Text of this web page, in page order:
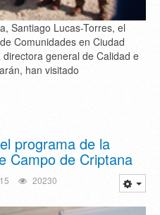
Santiago Lucas-Torres, el
Comunidades en Ciudad
general de Calidad e
han visitado
programa de la
Campo de Criptana
20230